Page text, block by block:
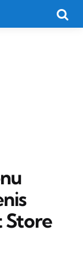
Store